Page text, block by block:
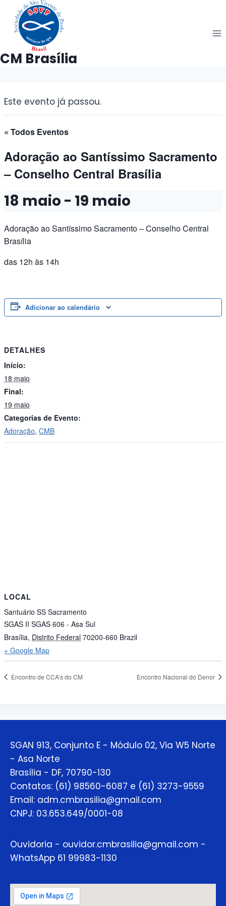
Pular
para
Conteúdo
CM Brasília
Este evento já passou.
« Todos Eventos
Adoração ao Santíssimo Sacramento
– Conselho Central Brasília
18 maio - 19 maio
Adoração ao Santíssimo Sacramento – Conselho Central
Brasília
das 12h às 14h
Adicionar ao calendário
DETALHES
Início:
18 maio
Final:
19 maio
Categorias de Evento:
Adoração, CMB
LOCAL
Santuário SS Sacramento
SGAS II SGAS 606 - Asa Sul
Brasília, Distrito Federal 70200-660 Brazil
+ Google Map
Encontro de CCA’s do CM Encontro Nacional do Denor
SGAN 913, Conjunto E - Módulo 02, Via W5 Norte
- Asa Norte
Brasília - DF, 70790-130
Contatos: (61) 98560-6087 e (61) 3273-9559
Email: adm.cmbrasilia@gmail.com
CNPJ: 03.653.649/0001-08
Ouvidoria - ouvidor.cmbrasilia@gmail.com -
WhatsApp 61 99983-1130